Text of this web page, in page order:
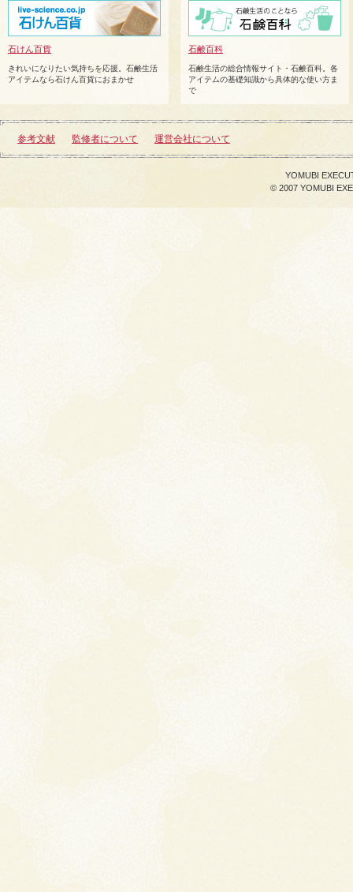
石けん百貨
きれいになりたい気持ちを応援。石鹸生活
アイテムなら石けん百貨におまかせ
石鹸百科
石鹸生活の総合情報サイト・石鹸百科。各
アイテムの基礎知識から具体的な使い方ま
で
参考文献 監修者について 運営会社について
YOMUBI
© 2007 YOMUBI